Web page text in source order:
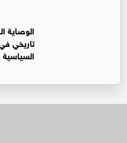
الوصاية
تاريخي
السياسية